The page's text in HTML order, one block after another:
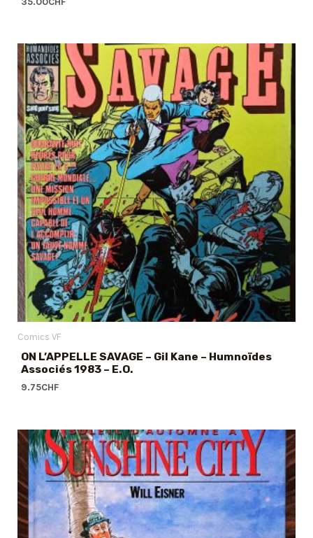
Comics VF
ON L’APPELLE SAVAGE – Gil Kane – Humnoïdes
Associés 1983 – E.O.
9.75CHF